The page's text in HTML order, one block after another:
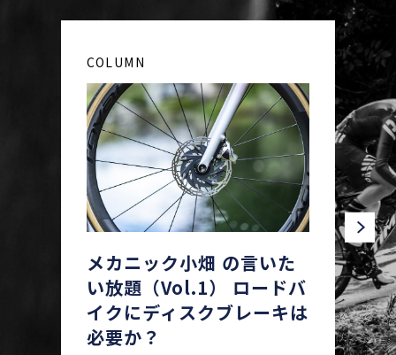
COLUMN
メカニック小畑 の言いた
い放題（Vol.1） ロードバ
イクにディスクブレーキは
必要か？